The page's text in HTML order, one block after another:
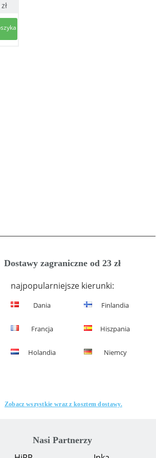
zł
Dostawy zagraniczne od 23 zł
najpopularniejsze kierunki:
Dania Finlandia
Francja Hiszpania
Holandia Niemcy
Zobacz wszystkie wraz z kosztem dostawy.
Nasi Partnerzy